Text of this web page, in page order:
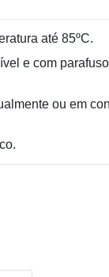
até 85ºC.
e com
ou em